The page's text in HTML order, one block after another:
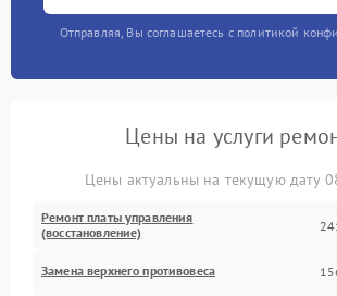
Отправляя, Вы соглашаетесь с политикой
Цены на услуги
Цены актуальны на текущую дату
Ремонт платы управления
(восстановление)
Замена верхнего противовеса